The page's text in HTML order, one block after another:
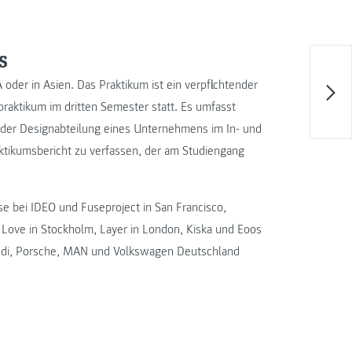
in Asien. Das Praktikum ist ein verpflichtender
im dritten Semester statt. Es umfasst
Designabteilung eines Unternehmens im In- und
zu verfassen, der am Studiengang
IDEO und Fuseproject in San Francisco,
in Stockholm, Layer in London, Kiska und Eoos
Porsche, MAN und Volkswagen Deutschland